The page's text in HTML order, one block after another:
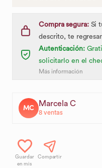
Compra segura:Si
descrito, te
Autenticación:
solicitarlo en el
Más información
MC Marcela C
8ventas
Guardar
en mis
Compartir